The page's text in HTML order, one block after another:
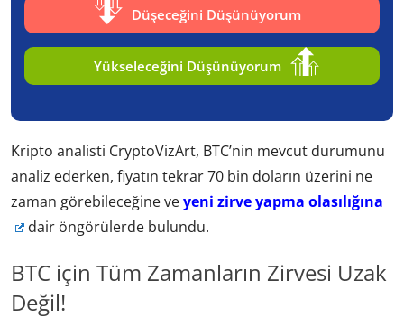
Düşeceğini Düşünüyorum
Yükseleceğini Düşünüyorum
Kripto analisti CryptoVizArt, BTC’nin mevcut durumunu
analiz ederken, fiyatın tekrar 70 bin doların üzerini ne
zaman görebileceğine veyeni zirve yapma olasılığına
dair öngörülerde bulundu.
BTC için Tüm Zamanların Zirvesi Uzak
Değil!